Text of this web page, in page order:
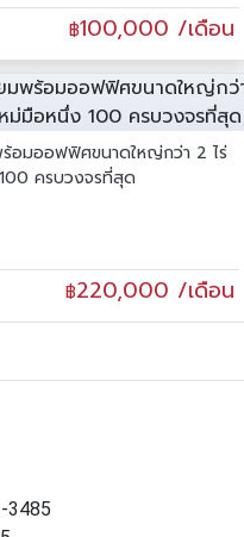
฿100,000 /เดือน
ร้อมออฟฟิศขนาดใหญ่กว่า 2 ไร่
ครบวงจรที่สุด
฿220,000 /เดือน
3485